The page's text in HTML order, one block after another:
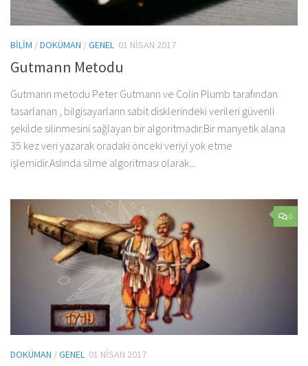
BILIM /DOKÜMAN /GENEL 01 NISAN 2017
Gutmann Metodu
Gutmann metodu Peter Gutmann ve Colin Plumb tarafından
tasarlanan , bilgisayarların sabit disklerindeki verileri güvenli
şekilde silinmesini sağlayan bir algoritmadır.Bir manyetik alana
35 kez veri yazarak oradaki önceki veriyi yok etme
işlemidir.Aslında silme algoritması olarak...
0
DOKÜMAN /GENEL 01 NISAN 2017